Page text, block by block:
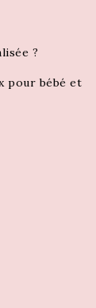
?
pour bébé et